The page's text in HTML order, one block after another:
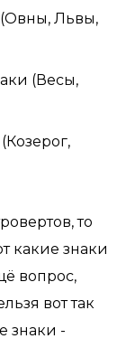
Львы,
(Весы,
то
какие знаки
вопрос,
вот так
знаки -